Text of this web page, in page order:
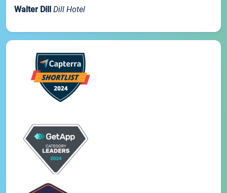
Walter Dill Dill Hotel